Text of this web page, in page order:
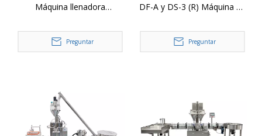
Máquina llenadora
DS-3, máquina llenadora de
barrena con pesaje para
alimentación
Preguntar
DF-A y DS-3 (R) Máquina de
automático de polvo
Preguntar